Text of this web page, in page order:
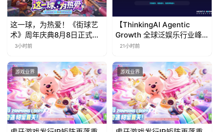
这一球，为热爱！《街球艺
术》周年庆典8月8日正式上
线，多重福利与全新内容同
3小时前
【ThinkingAI Agentic
Growth 全球泛娱乐行业峰
会】Agent 时代，人到底负
21小时前
游戏业界 游戏业界